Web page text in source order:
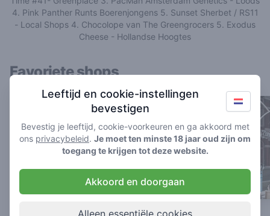
4. Pink Panther Runts Boerenjongens 5. Sunset Sherbet / RS11
- Local Shops 4. Chocolope van The Greengrocers 5. Exodus
Cheese - Hollandse Hoogtes
Favoriete shops
Leeftijd en cookie-instellingen
bevestigen
Bevestig je leeftijd, cookie-voorkeuren en ga akkoord met
ons privacybeleid. Je moet ten minste 18 jaar oud zijn om
toegang te krijgen tot deze website.
Akkoord en doorgaan
Alleen essentiële cookies